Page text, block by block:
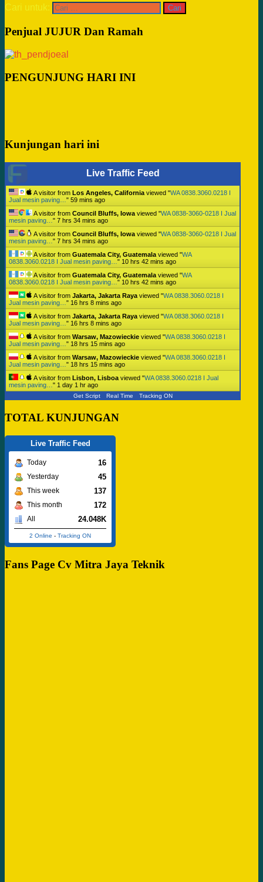
Cari untuk:
Penjual JUJUR Dan Ramah
PENGUNJUNG HARI INI
Kunjungan hari ini
Live Traffic Feed
A visitor from Los Angeles, California viewed "WA 0838.3060.0218 I
Jual mesin paving… " 59 mins ago
A visitor from Council Bluffs, Iowa viewed "WA 0838-3060-0218 I Jual
mesin paving… " 7 hrs 34 mins ago
A visitor from Council Bluffs, Iowa viewed "WA 0838-3060-0218 I Jual
mesin paving… " 7 hrs 34 mins ago
A visitor from Guatemala City, Guatemala viewed "WA
0838.3060.0218 I Jual mesin paving… " 10 hrs 42 mins ago
A visitor from Guatemala City, Guatemala viewed "WA
0838.3060.0218 I Jual mesin paving… " 10 hrs 42 mins ago
A visitor from Jakarta, Jakarta Raya viewed "WA 0838.3060.0218 I
Jual mesin paving… " 16 hrs 8 mins ago
A visitor from Jakarta, Jakarta Raya viewed "WA 0838.3060.0218 I
Jual mesin paving… " 16 hrs 8 mins ago
A visitor from Warsaw, Mazowieckie viewed "WA 0838.3060.0218 I
Jual mesin paving… " 18 hrs 15 mins ago
A visitor from Warsaw, Mazowieckie viewed "WA 0838.3060.0218 I
Jual mesin paving… " 18 hrs 15 mins ago
A visitor from Lisbon, Lisboa viewed "WA 0838.3060.0218 I Jual
mesin paving… " 1 day 1 hr ago
Get Script Real Time Tracking ON
TOTAL KUNJUNGAN
Live Traffic Feed
Today 16
Yesterday 45
This week 137
This month 172
All 24.048K
2 Online - Tracking ON
Fans Page Cv Mitra Jaya Teknik